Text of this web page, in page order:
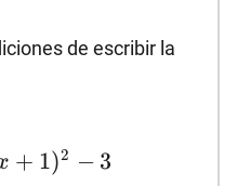
de escribir la
3
+ 1)2 − 3